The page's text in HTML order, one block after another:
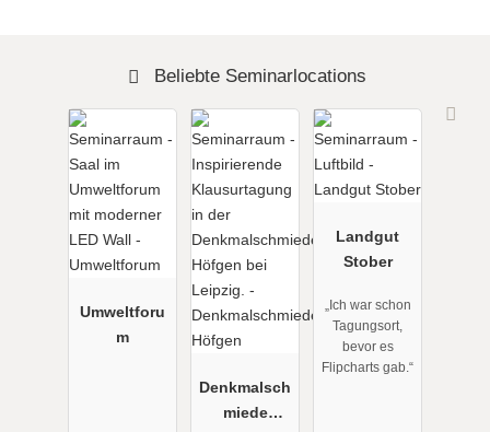
Beliebte Seminarlocations
Umweltforu
m
Denkmalsch
miede
Landgut
Stober
„Ich war schon
Tagungsort,
bevor es
Flipcharts gab.“